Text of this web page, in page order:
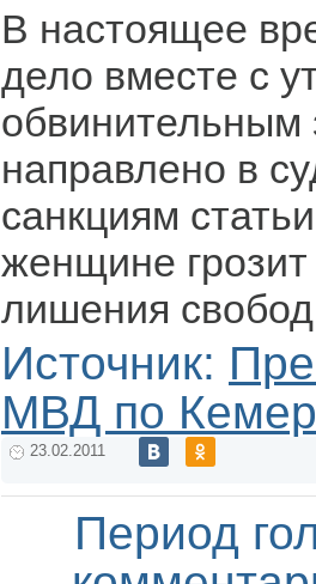
В настоящее
дело вместе с
направлено в
санкциям
женщине
лишения
Источник:
МВД по
23.02.2011
Период